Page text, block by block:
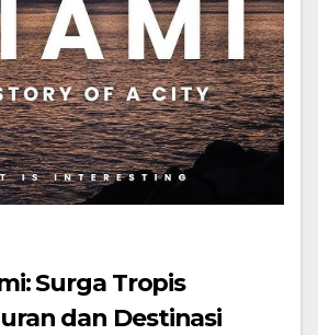
Surga Tropis
dan Destinasi